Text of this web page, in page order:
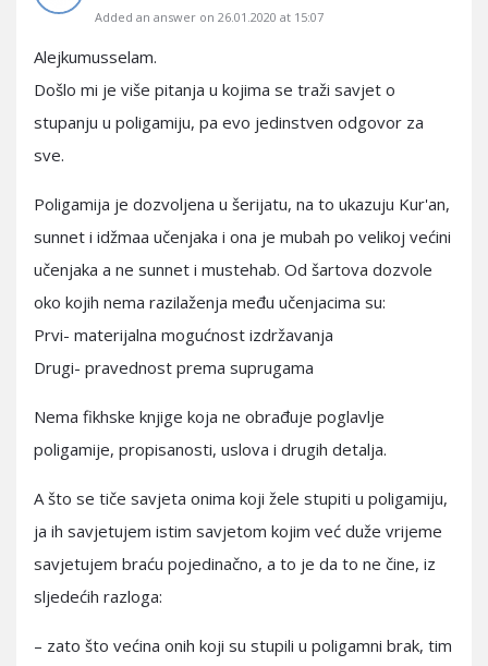
Added an answer on 26.01.2020 at 15:07
Alejkumusselam.
Došlo mi je više pitanja u kojima se traži savjet o
stupanju u poligamiju, pa evo jedinstven odgovor za
sve.
Poligamija je dozvoljena u šerijatu, na to ukazuju Kur'an,
sunnet i idžmaa učenjaka i ona je mubah po velikoj većini
učenjaka a ne sunnet i mustehab. Od šartova dozvole
oko kojih nema razilaženja među učenjacima su:
Prvi- materijalna mogućnost izdržavanja
Drugi- pravednost prema suprugama
Nema fikhske knjige koja ne obrađuje poglavlje
poligamije, propisanosti, uslova i drugih detalja.
A što se tiče savjeta onima koji žele stupiti u poligamiju,
ja ih savjetujem istim savjetom kojim već duže vrijeme
savjetujem braću pojedinačno, a to je da to ne čine, iz
sljedećih razloga:
– zato što većina onih koji su stupili u poligamni brak, tim